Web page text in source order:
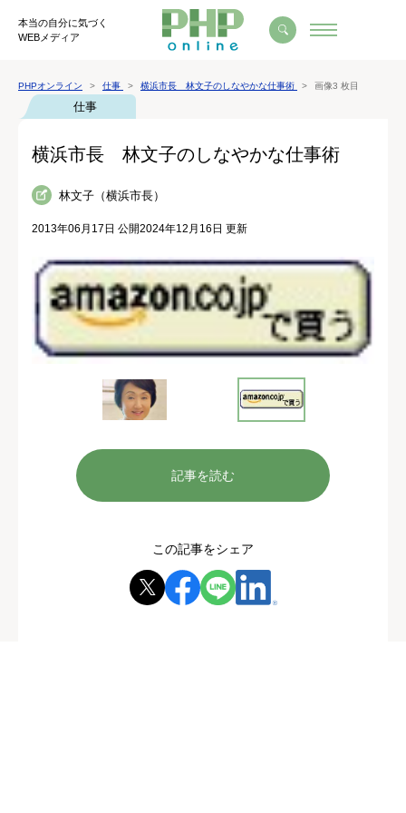
本当の自分に気づく
WEBメディア
PHPオンライン 仕事 横浜市長 林文子のしなやかな仕事術 画像3 枚目
仕事
横浜市長 林文子のしなやかな仕事術
林文子（横浜市長）
2013年06月17日 公開2024年12月16日 更新
記事を読む
この記事をシェア